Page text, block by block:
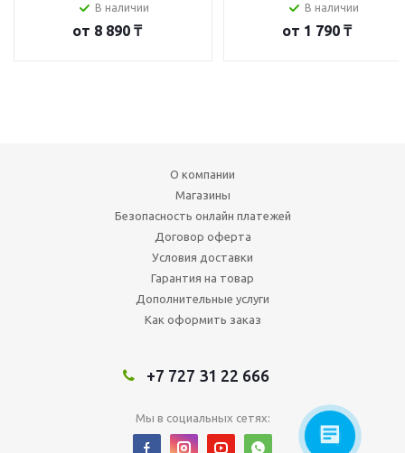
В наличии
от 8 890 ₸
В наличии
от 1 790 ₸
О компании
Магазины
Безопасность онлайн платежей
Договор оферта
Условия доставки
Гарантия на товар
Дополнительные услуги
Как оформить заказ
+7 727 31 22 666
Мы в социальных сетях: